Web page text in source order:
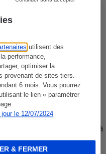
utilisent des
performance,
optimiser la
provenant de sites tiers.
6 mois. Vous pourrez
le lien « paramétrer
le 12/07/2024
& FERMER
géolocalisés
sur l’ensemble
Les produits de
sont comparés à
concurrents.